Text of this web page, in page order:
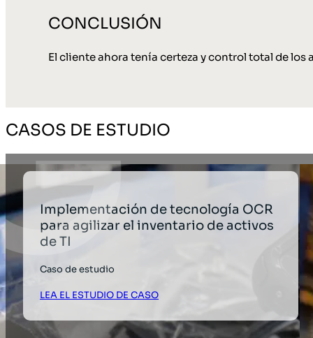
CONCLUSIÓN
El cliente ahora tenía certeza y control total de
CASOS DE ESTUDIO
Implementación de tecnología OCR
para agilizar el inventario de activos
de TI
Caso de estudio
LEA EL ESTUDIO DE CASO